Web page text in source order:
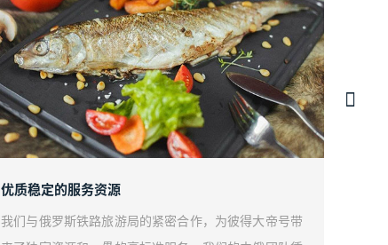
优质稳定的服务资源
我们与俄罗斯铁路旅游局的紧密合作，为彼得大帝号带